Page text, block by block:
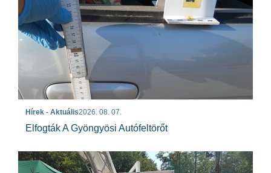
Hírek - Aktuális2026. 08. 07.
Elfogták A Gyöngyösi Autófeltörőt